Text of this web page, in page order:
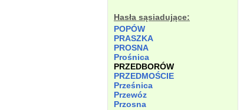
Hasła sąsiadujące:
POPÓW
PRASZKA
PROSNA
Prośnica
PRZEDBORÓW
PRZEDMOŚCIE
Prześnica
Przewóz
Przosna